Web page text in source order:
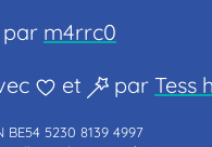
par m4rrc0
et par Tess
BE54 5230 8139 4997